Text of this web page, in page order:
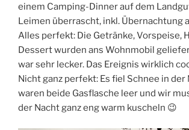
einem Camping-Dinner auf dem
Leimen überrascht, inkl. Übernachtung
Alles perfekt: Die Getränke, Vorspeise,
Dessert wurden ans Wohnmobil
war sehr lecker. Das Ereignis wirklich
Nicht ganz perfekt: Es fiel Schnee in
waren beide Gasflasche leer und wir
der Nacht ganz eng warm kuscheln 😉